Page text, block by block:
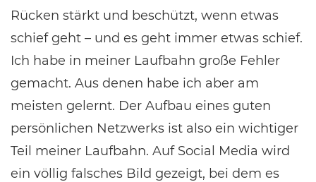
Rücken stärkt und beschützt, wenn etwas
schief geht – und es geht immer etwas schief.
Ich habe in meiner Laufbahn große Fehler
gemacht. Aus denen habe ich aber am
meisten gelernt. Der Aufbau eines guten
persönlichen Netzwerks ist also ein wichtiger
Teil meiner Laufbahn. Auf Social Media wird
ein völlig falsches Bild gezeigt, bei dem es